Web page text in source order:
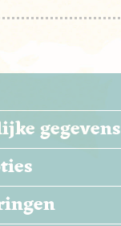
gegevens